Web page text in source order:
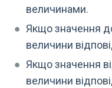
величинами.
Якщо значення
величини
Якщо значення
величини